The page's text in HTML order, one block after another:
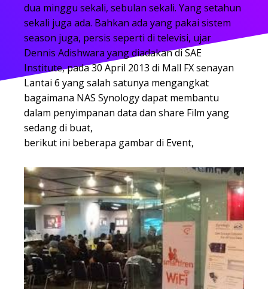
dua minggu sekali, sebulan sekali. Yang setahun
sekali juga ada. Bahkan ada yang pakai sistem
season juga, persis seperti di televisi, ujar
Dennis Adishwara yang diadakan di SAE
Institute, pada 30 April 2013 di Mall FX senayan
Lantai 6 yang salah satunya mengangkat
bagaimana NAS Synology dapat membantu
dalam penyimpanan data dan share Film yang
sedang di buat,
berikut ini beberapa gambar di Event,